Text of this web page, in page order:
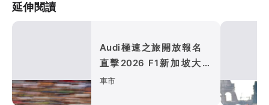
延伸閱讀
Audi極速之旅開放報名
直擊2026 F1新加坡大獎
賽、走進四環競速世界
車市